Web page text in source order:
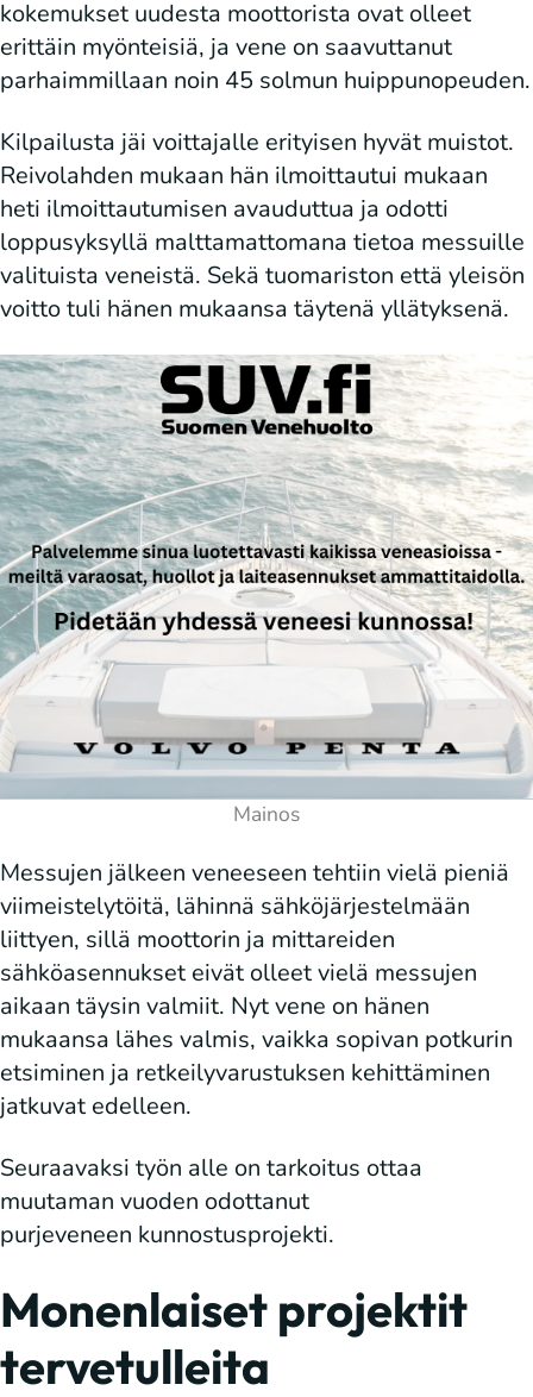
kokemukset uudesta moottorista ovat olleet
erittäin myönteisiä, ja vene on saavuttanut
parhaimmillaan noin 45 solmun huippunopeuden.
Kilpailusta jäi voittajalle erityisen hyvät muistot.
Reivolahden mukaan hän ilmoittautui mukaan
heti ilmoittautumisen avauduttua ja odotti
loppusyksyllä malttamattomana tietoa messuille
valituista veneistä. Sekä tuomariston että yleisön
voitto tuli hänen mukaansa täytenä yllätyksenä.
Messujen jälkeen veneeseen tehtiin vielä pieniä
viimeistelytöitä, lähinnä sähköjärjestelmään
liittyen, sillä moottorin ja mittareiden
sähköasennukset eivät olleet vielä messujen
aikaan täysin valmiit. Nyt vene on hänen
mukaansa lähes valmis, vaikka sopivan potkurin
etsiminen ja retkeilyvarustuksen kehittäminen
jatkuvat edelleen.
Seuraavaksi työn alle on tarkoitus ottaa
muutaman vuoden odottanut
purjeveneen kunnostusprojekti.
Monenlaiset projektit
tervetulleita